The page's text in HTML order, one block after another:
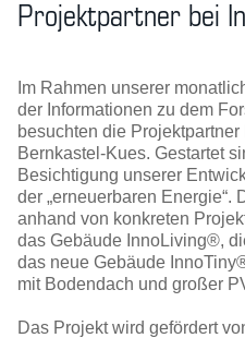
Projektpartner bei
Im Rahmen unserer
der Informationen zu dem
besuchten die
Bernkastel-Kues. Gestartet
Besichtigung unserer
der „erneuerbaren
anhand von konkreten
das Gebäude InnoLiving®,
das neue Gebäude
mit Bodendach und großer
Das Projekt wird gefördert